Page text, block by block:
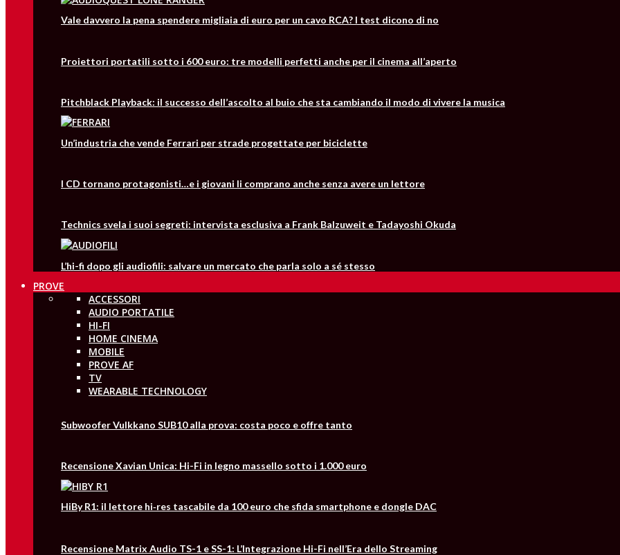
Vale davvero la pena spendere migliaia di euro per un cavo RCA? I test dicono di no
Proiettori portatili sotto i 600 euro: tre modelli perfetti anche per il cinema all’aperto
Pitchblack Playback: il successo dell’ascolto al buio che sta cambiando il modo di vivere la musica
Un’industria che vende Ferrari per strade progettate per biciclette
I CD tornano protagonisti…e i giovani li comprano anche senza avere un lettore
Technics svela i suoi segreti: intervista esclusiva a Frank Balzuweit e Tadayoshi Okuda
L’hi-fi dopo gli audiofili: salvare un mercato che parla solo a sé stesso
PROVE
ACCESSORI
AUDIO PORTATILE
HI-FI
HOME CINEMA
MOBILE
PROVE AF
TV
WEARABLE TECHNOLOGY
Subwoofer Vulkkano SUB10 alla prova: costa poco e offre tanto
Recensione Xavian Unica: Hi-Fi in legno massello sotto i 1.000 euro
HiBy R1: il lettore hi‑res tascabile da 100 euro che sfida smartphone e dongle DAC
Recensione Matrix Audio TS-1 e SS-1: L’Integrazione Hi-Fi nell’Era dello Streaming